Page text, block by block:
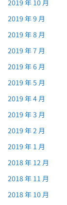
2019 年 10 月
2019 年 9 月
2019 年 8 月
2019 年 7 月
2019 年 6 月
2019 年 5 月
2019 年 4 月
2019 年 3 月
2019 年 2 月
2019 年 1 月
2018 年 12 月
2018 年 11 月
2018 年 10 月